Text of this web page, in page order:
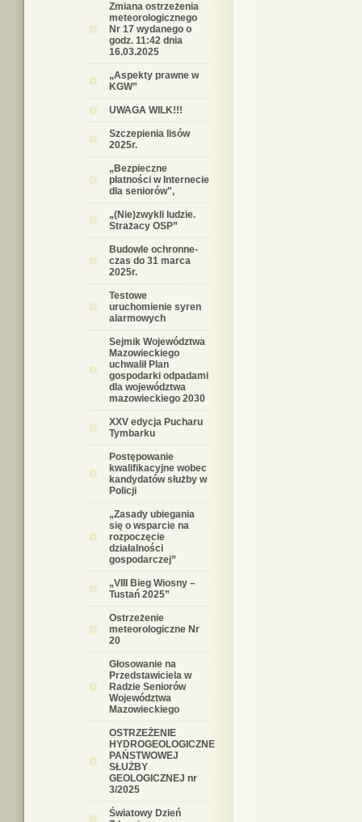
Zmiana ostrzeżenia
meteorologicznego
Nr 17 wydanego o
godz. 11:42 dnia
16.03.2025
„Aspekty prawne w
KGW”
UWAGA WILK!!!
Szczepienia lisów
2025r.
„Bezpieczne
płatności w Internecie
dla seniorów",
„(Nie)zwykli ludzie.
Strażacy OSP”
Budowle ochronne-
czas do 31 marca
2025r.
Testowe
uruchomienie syren
alarmowych
Sejmik Województwa
Mazowieckiego
uchwalił Plan
gospodarki odpadami
dla województwa
mazowieckiego 2030
XXV edycja Pucharu
Tymbarku
Postępowanie
kwalifikacyjne wobec
kandydatów służby w
Policji
„Zasady ubiegania
się o wsparcie na
rozpoczęcie
działalności
gospodarczej”
„VIII Bieg Wiosny –
Tustań 2025”
Ostrzeżenie
meteorologiczne Nr
20
Głosowanie na
Przedstawiciela w
Radzie Seniorów
Województwa
Mazowieckiego
OSTRZEŻENIE
HYDROGEOLOGICZNE
PAŃSTWOWEJ
SŁUŻBY
GEOLOGICZNEJ nr
3/2025
Światowy Dzień